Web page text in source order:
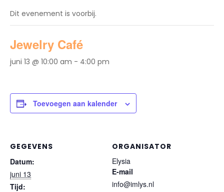
Dit evenement is voorbij.
Jewelry Café
juni 13 @ 10:00 am - 4:00 pm
Toevoegen aan kalender
GEGEVENS
Datum:
juni 13
Tijd:
ORGANISATOR
Elysia
E-mail
info@imlys.nl